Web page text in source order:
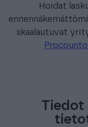
Hoidat
skaalautuvat
Tiedot